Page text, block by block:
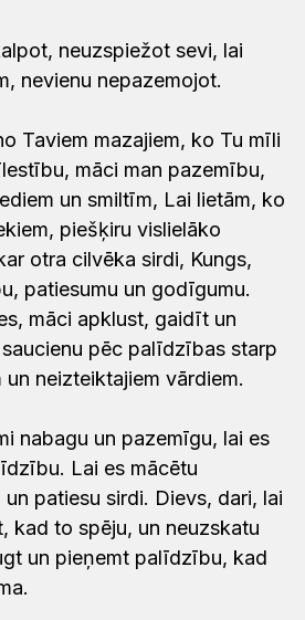
neuzspiežot sevi, lai
nevienu nepazemojot.
Taviem mazajiem, ko Tu mīli
māci man pazemību,
un smiltīm, Lai lietām, ko
piešķiru vislielāko
otra cilvēka sirdi, Kungs,
patiesumu un godīgumu.
māci apklust, gaidīt un
pēc palīdzības starp
neizteiktajiem vārdiem.
nabagu un pazemīgu, lai es
Lai es mācētu
patiesu sirdi. Dievs, dari, lai
kad to spēju, un neuzskatu
un pieņemt palīdzību, kad